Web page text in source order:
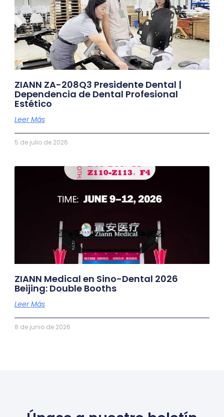
ZIANN ZA-208Q3 Presidente Dental |
Dependencia de Dental Profesional
Estético
Leer Más
5 de julio de 2026
ZIANN Medical en Sino-Dental 2026
Beijing: Double Booths
Leer Más
8 de junio de 2026